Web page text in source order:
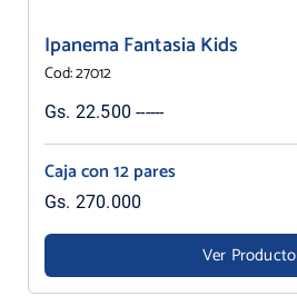
Ipanema Fantasia Kids
Cod: 27012
Gs. 22.500 ------
Caja con 12 pares
Gs. 270.000
Ver Producto